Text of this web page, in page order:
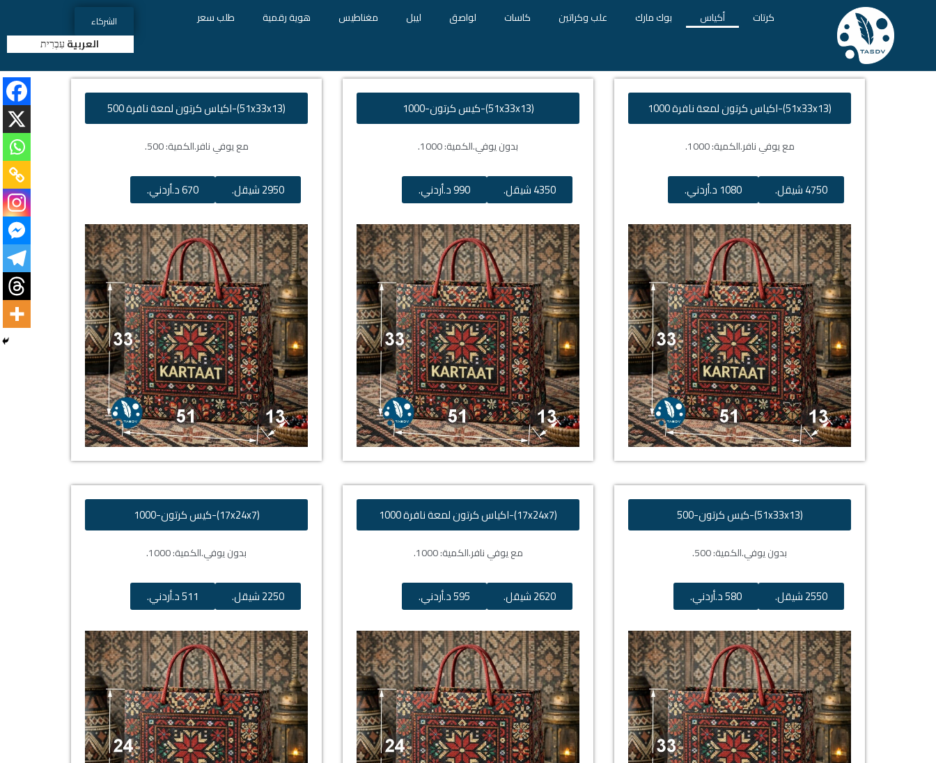
كرتات أكياس بوك مارك علب وكراتين كاسات لواصق ليبل مغناطيس هوية رقمية طلب سعر الشركاء
العربيةעִבְרִית
(51x33x13)-اكياس كرتون لمعة نافرة 1000
مع يوفي نافر.الكمية: 1000.
4750 شيقل. 1080 د.أردني.
(51x33x13)-كيس كرتون-1000
بدون يوفي.الكمية: 1000.
4350 شيقل. 990 د.أردني.
(51x33x13)-اكياس كرتون لمعة نافرة 500
مع يوفي نافر.الكمية: 500.
2950 شيقل. 670 د.أردني.
(51x33x13)-كيس كرتون-500
بدون يوفي.الكمية: 500.
2550 شيقل. 580 د.أردني.
(17x24x7)-اكياس كرتون لمعة نافرة 1000
مع يوفي نافر.الكمية: 1000.
2620 شيقل. 595 د.أردني.
(17x24x7)-كيس كرتون-1000
بدون يوفي.الكمية: 1000.
2250 شيقل. 511 د.أردني.